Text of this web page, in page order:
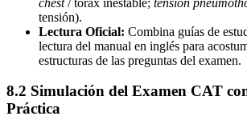
tensión).
Lectura Oficial: Combina guías de
lectura del manual en inglés para
estructuras de las preguntas del examen.
8.2 Simulación del Examen CAT
Práctica